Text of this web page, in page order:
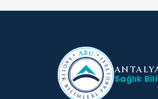
Sağlık